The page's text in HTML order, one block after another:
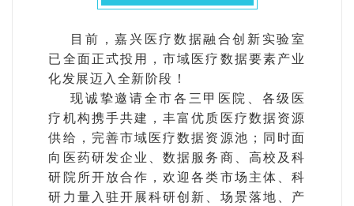
目前，嘉兴医疗数据融合创新实验室
已全面正式投用，市域医疗数据要素产业
化发展迈入全新阶段！
现诚挚邀请全市各三甲医院、各级医
疗机构携手共建，丰富优质医疗数据资源
供给，完善市域医疗数据资源池；同时面
向医药研发企业、数据服务商、高校及科
研院所开放合作，欢迎各类市场主体、科
研力量入驻开展科研创新、场景落地、产